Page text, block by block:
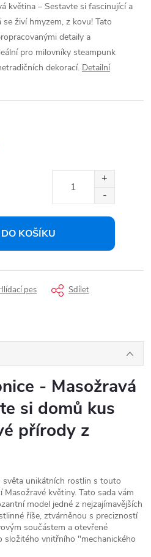
květina – Sestavte si fascinující a
živí hmyzem, z kovu! Tato
detaily a
pro milovníky steampunk
dekorací. Detailní
KOŠÍKU
pes Sdílet
- Masožravá
si domů kus
přírody z
unikátních rostlin s touto
květiny. Tato sada vám
model jedné z nejzajímavějších
říše, ztvárněnou s precizností
součástem a otevřené
složitého vnitřního "mechanického